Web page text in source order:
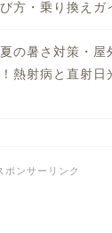
方・乗り換えガ
の暑さ対策・屋
熱射病と直射日
ポンサーリンク